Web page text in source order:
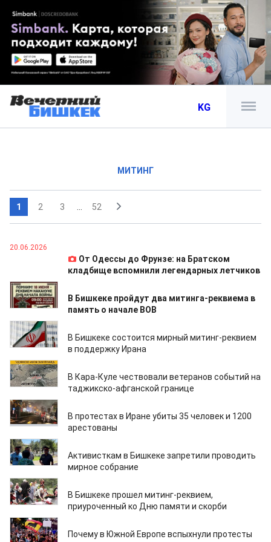
KG
МИТИНГ
1 2 3 52
20.06.2026
От Одессы до Фрунзе: на Братском
кладбище вспомнили легендарных летчиков
17.06.2026
В Бишкеке пройдут два митинга-реквиема в
память о начале ВОВ
02.03.2026
В Бишкеке состоится мирный митинг-реквием
в поддержку Ирана
27.02.2026
В Кара-Куле чествовали ветеранов событий на
таджикско-афганской границе
06.01.2026
В протестах в Иране убиты 35 человек и 1200
арестованы
17.07.2025
Активисткам в Бишкеке запретили проводить
мирное собрание
21.06.2025
В Бишкеке прошел митинг-реквием,
приуроченный ко Дню памяти и скорби
18.06.2025
Почему в Южной Европе вспыхнули протесты